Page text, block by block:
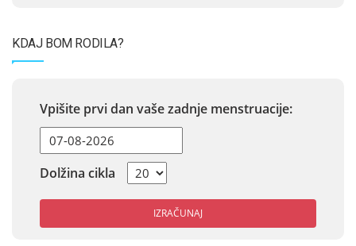
KDAJ BOM RODILA?
Vpišite prvi dan vaše zadnje menstruacije:
Dolžina cikla
IZRAČUNAJ